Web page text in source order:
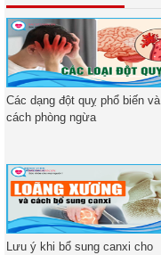
Các dạng đột quỵ phổ biến và
cách phòng ngừa
Lưu ý khi bổ sung canxi cho